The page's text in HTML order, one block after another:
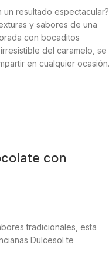
resultado espectacular?
y sabores de una
con bocaditos
del caramelo, se
en cualquier ocasión.
con
tradicionales, esta
Dulcesol te